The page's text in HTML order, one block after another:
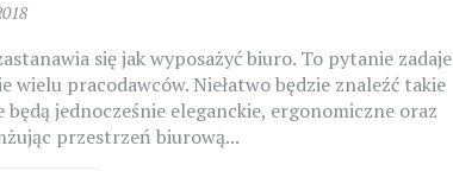
się jak wyposażyć biuro. To pytanie zadaje
wielu pracodawców. Niełatwo będzie znaleźć takie
będą jednocześnie eleganckie, ergonomiczne oraz
przestrzeń biurową...